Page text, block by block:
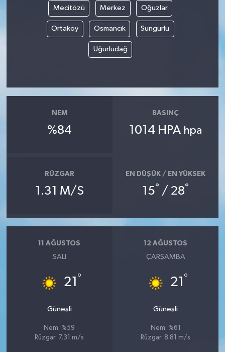
Mecitözü Merkez Oğuzlar
Ortaköy Osmancık Sungurlu
Uğurludağ
NEM
%84
BASINÇ
1014 HPA hpa
RÜZGAR
1.31 M/S
EN DÜŞÜK / EN YÜKSEK
15° / 28°
11 AĞUSTOS
SALI
21 °
Güneşli
Nem: %59
Rüzgar: 7.31 m/s
12 AĞUSTOS
ÇARŞAMBA
21 °
Güneşli
Nem: %61
Rüzgar: 8.81 m/s